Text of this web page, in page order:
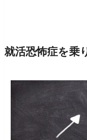
就活恐怖症を乗